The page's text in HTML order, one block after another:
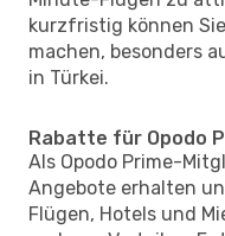
kurzfristig können
machen, besonders
in Türkei.
Rabatte für Opodo
Als Opodo Prime-
Angebote erhalten
Flügen, Hotels und